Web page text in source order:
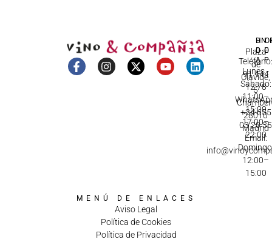
Plaza
de
Olavide,
5
28010
Madrid
DE
Lunes -
Sábado:
11:00–
15:00
17:00–
22:00
12:00–
15:00
91 444
12 78
+34 655
03 20 35
Email:
MENÚ DE ENLACES
Aviso Legal
Política de Cookies
Política de Privacidad